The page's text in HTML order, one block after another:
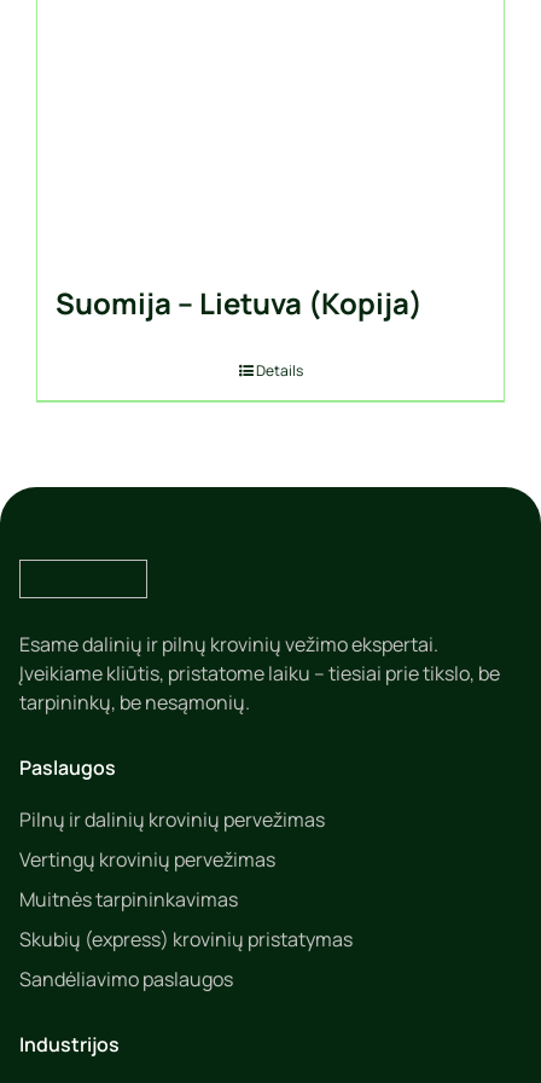
Suomija – Lietuva (Kopija)
Details
Esame dalinių ir pilnų krovinių vežimo ekspertai.
Įveikiame kliūtis, pristatome laiku – tiesiai prie tikslo, be
tarpininkų, be nesąmonių.
Paslaugos
Pilnų ir dalinių krovinių pervežimas
Vertingų krovinių pervežimas
Muitnės tarpininkavimas
Skubių (express) krovinių pristatymas
Sandėliavimo paslaugos
Industrijos